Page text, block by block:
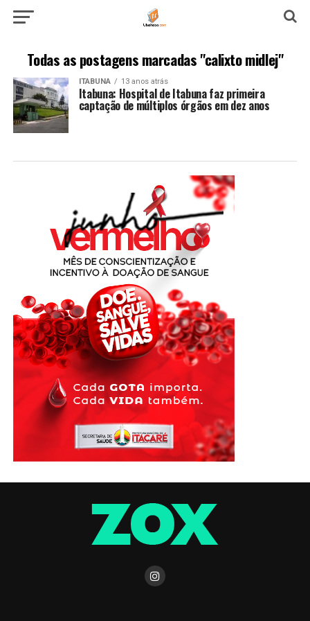
Todas as postagens marcadas "calixto midlej"
ITABUNA 13 anos atrás
Itabuna: Hospital de Itabuna faz primeira
captação de múltiplos órgãos em dez anos